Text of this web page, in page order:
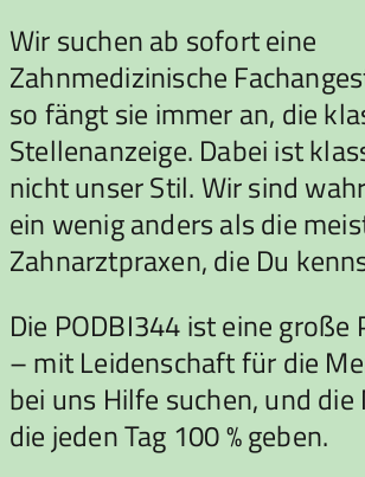
Wir suchen ab sofort eine
Zahnmedizinische
so fängt sie immer an, die
Stellenanzeige. Dabei ist
nicht unser Stil. Wir sind
ein wenig anders als die
Zahnarztpraxen, die Du
Die PODBI344 ist eine große
– mit Leidenschaft für die
bei uns Hilfe suchen, und
die jeden Tag 100 % geben.